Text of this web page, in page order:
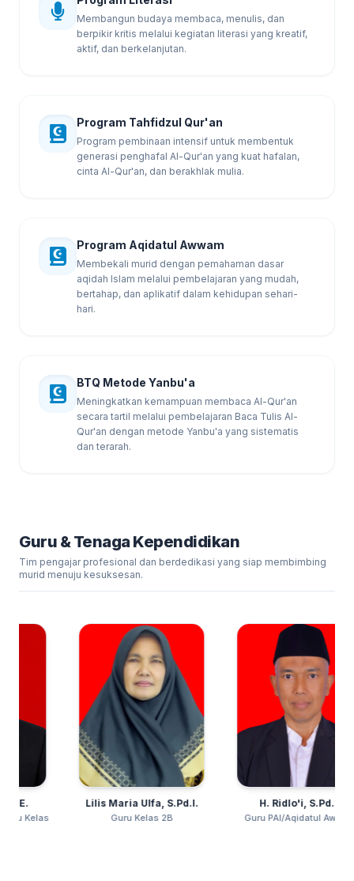
Membangun budaya membaca, menulis, dan
berpikir kritis melalui kegiatan literasi yang kreatif,
aktif, dan berkelanjutan.
Program Tahfidzul Qur'an
Program pembinaan intensif untuk membentuk
generasi penghafal Al-Qur'an yang kuat hafalan,
cinta Al-Qur'an, dan berakhlak mulia.
Program Aqidatul Awwam
Membekali murid dengan pemahaman dasar
aqidah Islam melalui pembelajaran yang mudah,
bertahap, dan aplikatif dalam kehidupan sehari-
hari.
BTQ Metode Yanbu'a
Meningkatkan kemampuan membaca Al-Qur'an
secara tartil melalui pembelajaran Baca Tulis Al-
Qur'an dengan metode Yanbu'a yang sistematis
dan terarah.
Guru & Tenaga Kependidikan
Tim pengajar profesional dan berdedikasi yang siap membimbing
murid menuju kesuksesan.
Lilis Maria Ulfa, S.Pd.I.
Guru Kelas 2B
H. Ridlo'i, S.Pd.I.
Guru PAI/Aqidatul Awwam